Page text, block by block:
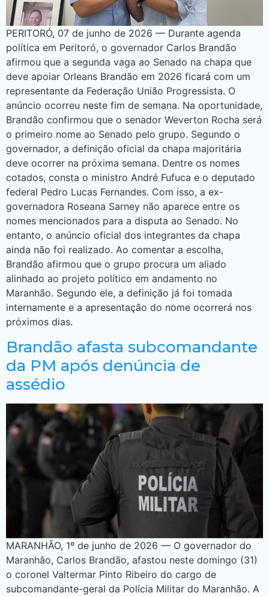
PERITORÓ, 07 de junho de 2026 — Durante agenda
política em Peritoró, o governador Carlos Brandão
afirmou que a segunda vaga ao Senado na chapa que
deve apoiar Orleans Brandão em 2026 ficará com um
representante da Federação União Progressista. O
anúncio ocorreu neste fim de semana. Na oportunidade,
Brandão confirmou que o senador Weverton Rocha será
o primeiro nome ao Senado pelo grupo. Segundo o
governador, a definição oficial da chapa majoritária
deve ocorrer na próxima semana. Dentre os nomes
cotados, consta o ministro André Fufuca e o deputado
federal Pedro Lucas Fernandes. Com isso, a ex-
governadora Roseana Sarney não aparece entre os
nomes mencionados para a disputa ao Senado. No
entanto, o anúncio oficial dos integrantes da chapa
ainda não foi realizado. Ao comentar a escolha,
Brandão afirmou que o grupo procura um aliado
alinhado ao projeto político em andamento no
Maranhão. Segundo ele, a definição já foi tomada
internamente e a apresentação do nome ocorrerá nos
próximos dias.
Brandão afasta subcomandante
da PM após denúncia de
assédio
MARANHÃO, 1º de junho de 2026 — O governador do
Maranhão, Carlos Brandão, afastou neste domingo (31)
o coronel Valtermar Pinto Ribeiro do cargo de
subcomandante-geral da Polícia Militar do Maranhão. A